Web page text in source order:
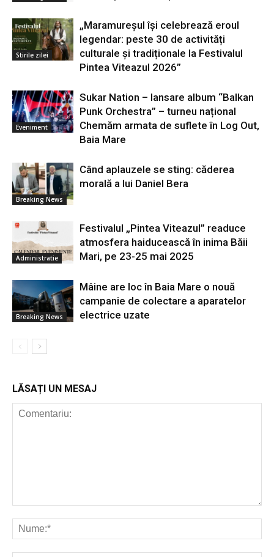
Stirile zilei
„Maramureșul își celebrează eroul
legendar: peste 30 de activități
culturale și tradiționale la Festivalul
Pintea Viteazul 2026”
Eveniment
Sukar Nation – lansare album “Balkan
Punk Orchestra” – turneu național
Chemăm armata de suflete în Log Out,
Baia Mare
Breaking News
Când aplauzele se sting: căderea
morală a lui Daniel Bera
Administratie
Festivalul „Pintea Viteazul” readuce
atmosfera haiducească în inima Băii
Mari, pe 23-25 mai 2025
Breaking News
Mâine are loc în Baia Mare o nouă
campanie de colectare a aparatelor
electrice uzate
LĂSAȚI UN MESAJ